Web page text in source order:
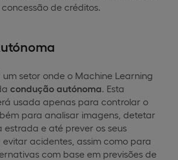
de créditos.
um setor onde o Machine Learning
condução autónoma . Esta
usada apenas para controlar o
para analisar imagens, detetar
estrada e até prever os seus
acidentes, assim como para
com base em previsões de